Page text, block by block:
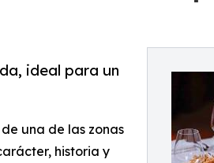
ideal para un
una de las zonas
historia y